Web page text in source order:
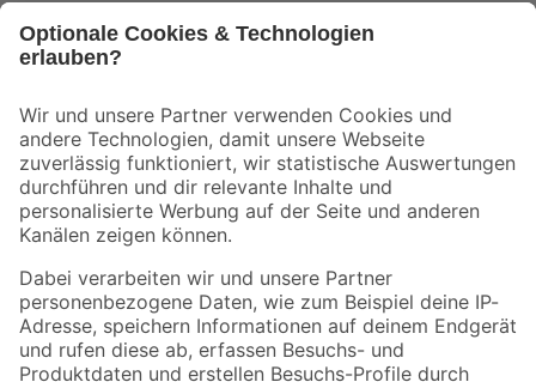
Der toom Newsletter: Keine Angebote und Aktionen mehr verpassen!
Zur Newsletter Anmeldung
Folge uns
Zahlungsarten Versandarten